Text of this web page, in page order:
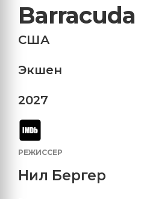
Barracuda
США
Экшен
2027
РЕЖИССЕР
Нил Бергер